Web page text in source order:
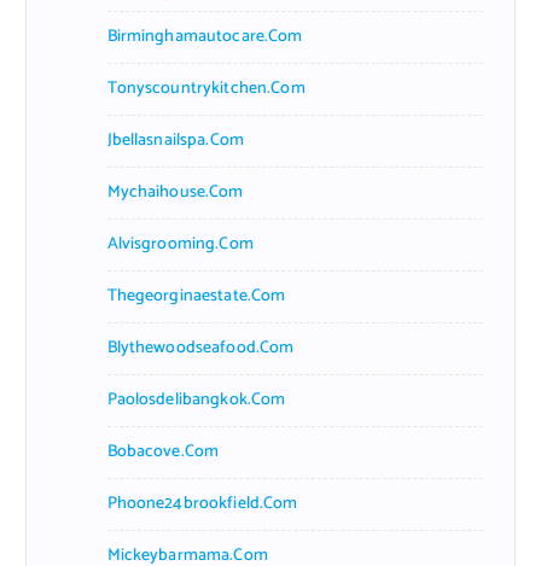
Birminghamautocare.com
Tonyscountrykitchen.com
Jbellasnailspa.com
Mychaihouse.com
Alvisgrooming.com
Thegeorginaestate.com
Blythewoodseafood.com
Paolosdelibangkok.com
Bobacove.com
Phoone24brookfield.com
Mickeybarmama.com